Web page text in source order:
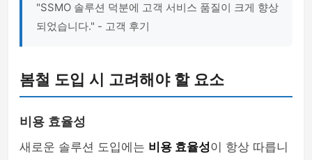
"SSMO 솔루션 덕분에 고객 서비스 품질이 크게 향상
되었습니다." - 고객 후기
봄철 도입 시 고려해야 할 요소
비용 효율성
새로운 솔루션 도입에는 비용 효율성이 항상 따릅니